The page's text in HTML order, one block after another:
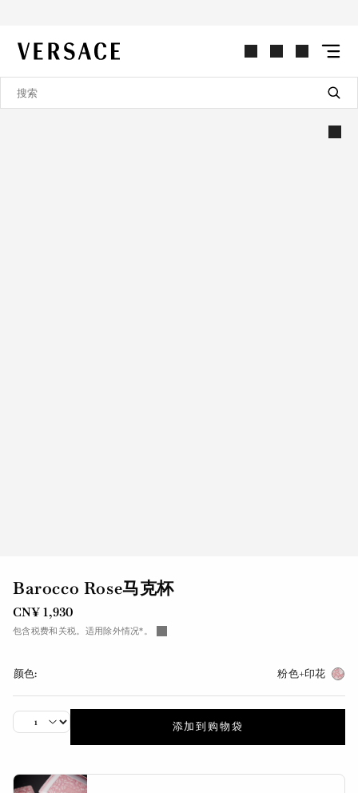
VERSACE | 主页
Barocco Rose马克杯
CN¥ 1,930
包含税费和关税。适用除外情况*。
颜色: 粉色+印花
添加到购物袋